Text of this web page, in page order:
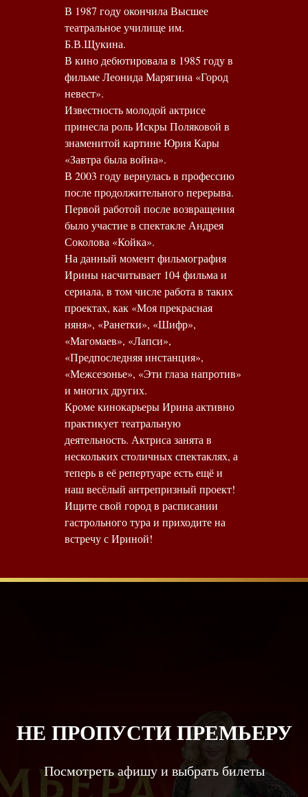
В 1987 году окончила Высшее
театральное училище им.
Б.В.Щукина.
В кино дебютировала в 1985 году в
фильме Леонида Марягина «Город
невест».
Известность молодой актрисе
принесла роль Искры Поляковой в
знаменитой картине Юрия Кары
«Завтра была война».
В 2003 году вернулась в профессию
после продолжительного перерыва.
Первой работой после возвращения
было участие в спектакле Андрея
Соколова «Койка».
На данный момент фильмография
Ирины насчитывает 104 фильма и
сериала, в том числе работа в таких
проектах, как «Моя прекрасная
няня», «Ранетки», «Шифр»,
«Магомаев», «Лапси»,
«Предпоследняя инстанция»,
«Межсезонье», «Эти глаза напротив»
и многих других.
Кроме кинокарьеры Ирина активно
практикует театральную
деятельность. Актриса занята в
нескольких столичных спектаклях, а
теперь в её репертуаре есть ещё и
наш весёлый антрепризный проект!
Ищите свой город в расписании
гастрольного тура и приходите на
встречу с Ириной!
НЕ ПРОПУСТИ ПРЕМЬЕРУ
Посмотреть афишу и выбрать билеты